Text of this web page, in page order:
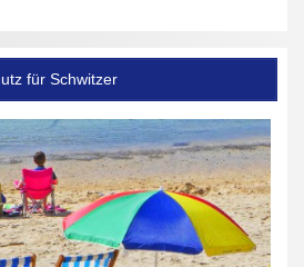
für Schwitzer